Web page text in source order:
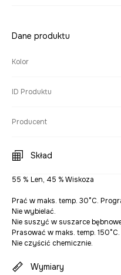
Dane produktu
Kolor
ID Produktu
Producent
Skład
55 % Len, 45 % Wiskoza
Prać w maks. temp. 30°C.
Nie wybielać.
Nie suszyć w suszarce
Prasować w maks. temp. 150°C.
Nie czyścić chemicznie.
Wymiary